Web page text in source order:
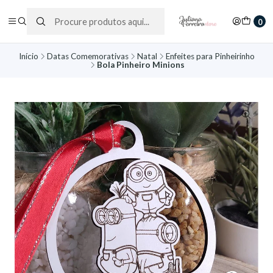
0
Início Datas Comemorativas Natal
Enfeites para Pinheirinho
Bola Pinheiro Minions